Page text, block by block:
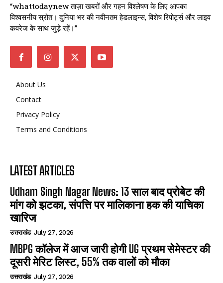
“whattodaynew ताज़ा खबरों और गहन विश्लेषण के लिए आपका
विश्वसनीय स्रोत। दुनिया भर की नवीनतम हेडलाइन्स, विशेष रिपोर्ट्स और लाइव
कवरेज के साथ जुड़े रहें।”
About Us
Contact
Privacy Policy
Terms and Conditions
LATEST ARTICLES
Udham Singh Nagar News: 13 साल बाद प्रोबेट की
मांग को झटका, संपत्ति पर मालिकाना हक की याचिका
खारिज
उत्तराखंड July 27, 2026
MBPG कॉलेज में आज जारी होगी UG प्रथम सेमेस्टर की
दूसरी मेरिट लिस्ट, 55% तक वालों को मौका
उत्तराखंड July 27, 2026